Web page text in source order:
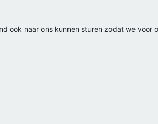
ook naar ons kunnen sturen zodat we voor